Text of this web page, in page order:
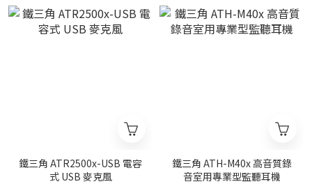
鐵三角 ATR2500x-USB 電容
式 USB 麥克風
鐵三角 ATH-M40x 高音質錄
音室用專業型監聽耳機